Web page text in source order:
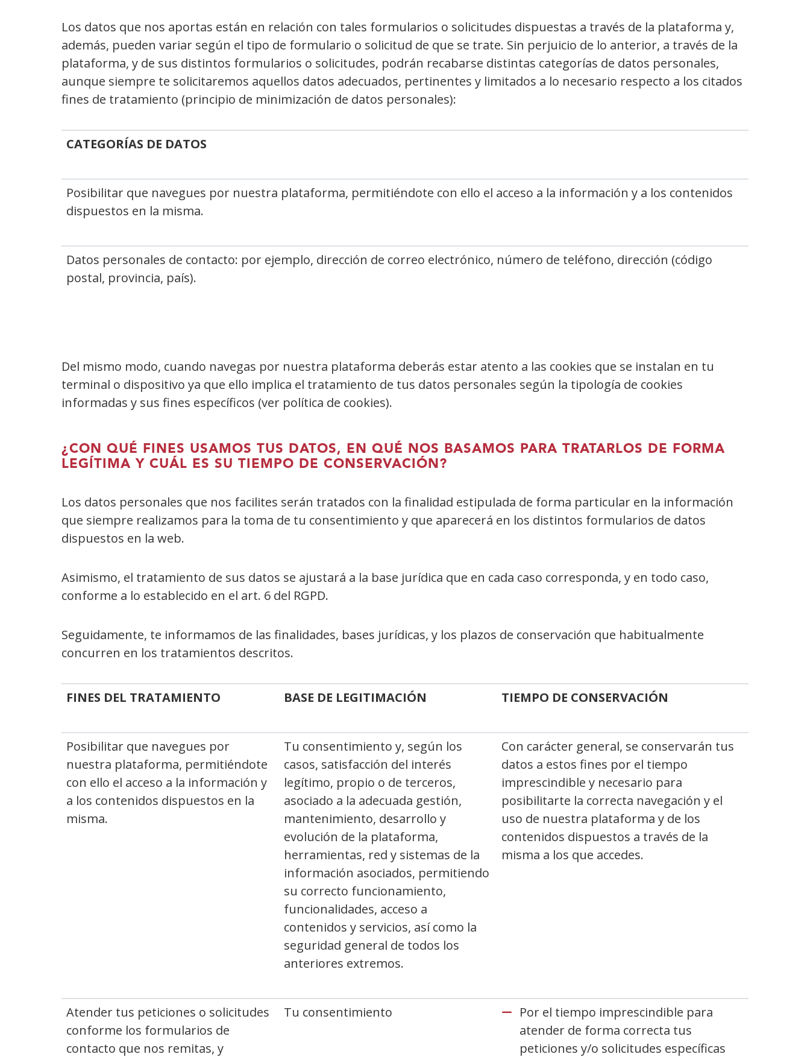
Los datos que nos aportas están en relación con tales formularios o solicitudes dispuestas a través de la plataforma y,
además, pueden variar según el tipo de formulario o solicitud de que se trate. Sin perjuicio de lo anterior, a través de la
plataforma, y de sus distintos formularios o solicitudes, podrán recabarse distintas categorías de datos personales,
aunque siempre te solicitaremos aquellos datos adecuados, pertinentes y limitados a lo necesario respecto a los citados
fines de tratamiento (principio de minimización de datos personales):
CATEGORÍAS DE DATOS
Posibilitar que navegues por nuestra plataforma, permitiéndote con ello el acceso a la información y a los contenidos
dispuestos en la misma.
Datos personales de contacto: por ejemplo, dirección de correo electrónico, número de teléfono, dirección (código
postal, provincia, país).
Del mismo modo, cuando navegas por nuestra plataforma deberás estar atento a las cookies que se instalan en tu
terminal o dispositivo ya que ello implica el tratamiento de tus datos personales según la tipología de cookies
informadas y sus fines específicos (ver política de cookies).
¿CON QUÉ FINES USAMOS TUS DATOS, EN QUÉ NOS BASAMOS PARA TRATARLOS DE FORMA
LEGÍTIMA Y CUÁL ES SU TIEMPO DE CONSERVACIÓN?
Los datos personales que nos facilites serán tratados con la finalidad estipulada de forma particular en la información
que siempre realizamos para la toma de tu consentimiento y que aparecerá en los distintos formularios de datos
dispuestos en la web.
Asimismo, el tratamiento de sus datos se ajustará a la base jurídica que en cada caso corresponda, y en todo caso,
conforme a lo establecido en el art. 6 del RGPD.
Seguidamente, te informamos de las finalidades, bases jurídicas, y los plazos de conservación que habitualmente
concurren en los tratamientos descritos.
FINES DEL TRATAMIENTO BASE DE LEGITIMACIÓN TIEMPO DE CONSERVACIÓN
Posibilitar que navegues por
nuestra plataforma, permitiéndote
con ello el acceso a la información y
a los contenidos dispuestos en la
misma.
Tu consentimiento y, según los
casos, satisfacción del interés
legítimo, propio o de terceros,
asociado a la adecuada gestión,
mantenimiento, desarrollo y
evolución de la plataforma,
herramientas, red y sistemas de la
información asociados, permitiendo
su correcto funcionamiento,
funcionalidades, acceso a
contenidos y servicios, así como la
seguridad general de todos los
anteriores extremos.
Con carácter general, se conservarán tus
datos a estos fines por el tiempo
imprescindible y necesario para
posibilitarte la correcta navegación y el
uso de nuestra plataforma y de los
contenidos dispuestos a través de la
misma a los que accedes.
Atender tus peticiones o solicitudes
conforme los formularios de
contacto que nos remitas, y
Tu consentimiento
Por el tiempo imprescindible para
atender de forma correcta tus
peticiones y/o solicitudes específicas